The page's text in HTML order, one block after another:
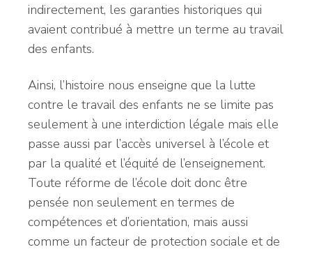
indirectement, les garanties historiques qui
avaient contribué à mettre un terme au travail
des enfants.
Ainsi, l’histoire nous enseigne que la lutte
contre le travail des enfants ne se limite pas
seulement à une interdiction légale mais elle
passe aussi par l’accès universel à l’école et
par la qualité et l’équité de l’enseignement.
Toute réforme de l’école doit donc être
pensée non seulement en termes de
compétences et d’orientation, mais aussi
comme un facteur de protection sociale et de